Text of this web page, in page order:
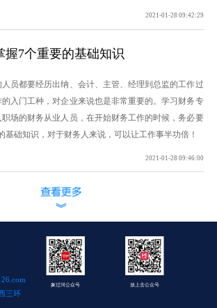
2021-01-28 09:42:29
握7个重要的基础知识
员都要经历出纳、会计、主管、经理到总监的工作过
入门工种，对企业来说也是非常重要的。学习财务专
场的财务从业人员，在开始财务工作的时候，务必要
基础知识，对于财务人来说，可以让工作事半功倍！
2021-01-28 09:46:00
三环
象过河公众号 放上去公众号